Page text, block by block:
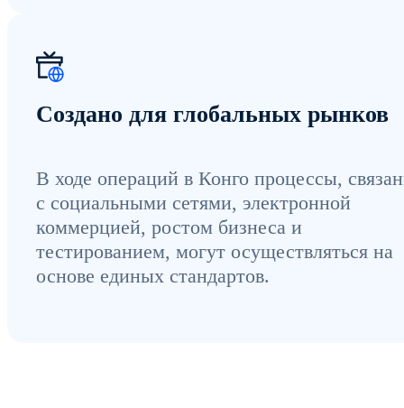
Создано для глобальных рынков
В ходе операций в Конго процессы,
с социальными сетями, электронной
коммерцией, ростом бизнеса и
тестированием, могут осуществляться на
основе единых стандартов.